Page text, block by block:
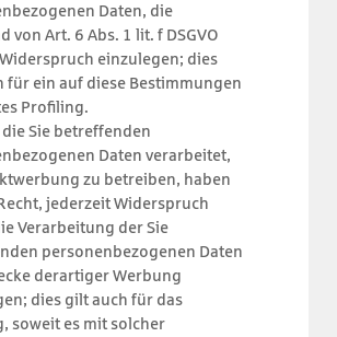
Daten, die
von Art. 6 Abs. 1 lit. f DSGVO
einzulegen; dies
für ein auf diese Bestimmungen
Profiling.
Sie betreffenden
Daten verarbeitet,
zu betreiben, haben
jederzeit Widerspruch
Verarbeitung der Sie
personenbezogenen Daten
derartiger Werbung
dies gilt auch für das
soweit es mit solcher